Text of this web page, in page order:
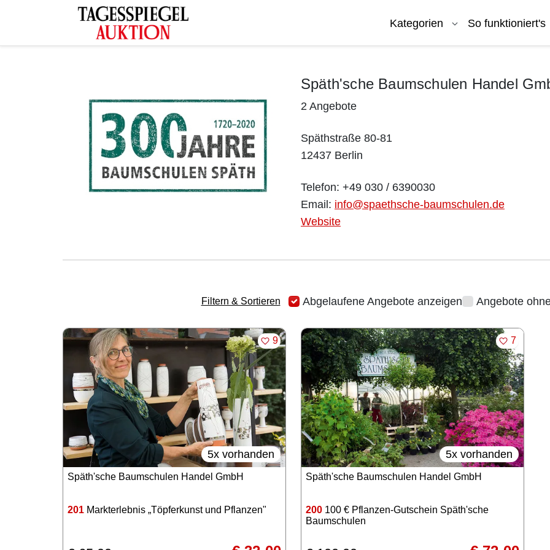
Kategorien So funktioniert's
Späth'sche Baumschulen Handel
2 Angebote
Späthstraße 80-81
12437 Berlin
Telefon: +49 030 / 6390030
Email: info@spaethsche-baumschulen.de
Website
Filtern & Sortieren Abgelaufene Angebote anzeigen Angebote
5x vorhanden
MERKEN
9
Späth'sche Baumschulen Handel GmbH
201 Markterlebnis „Töpferkunst und Pflanzen"
5x vorhanden
MERKEN
7
Späth'sche Baumschulen Handel GmbH
200 100 € Pflanzen-Gutschein Späth'sche
Baumschulen